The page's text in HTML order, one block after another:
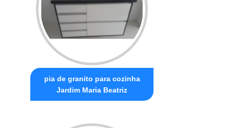
pia de granito para cozinha
Jardim Maria Beatriz